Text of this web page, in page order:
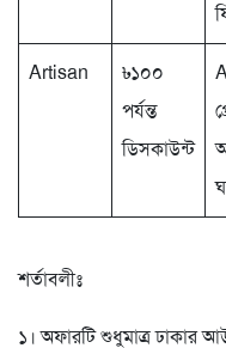
Artisan
৳১০০
পর্যন্ত
ডিসকাউন্ট
শর্তাবলীঃ
১। অফারটি শুধুমাত্র ঢাকার